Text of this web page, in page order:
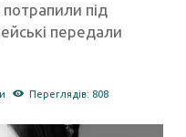
під
передали
Переглядів: 808